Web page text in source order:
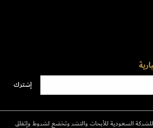
السعودية للأبحاث والنشر وتخضع لشروط وإتفاق